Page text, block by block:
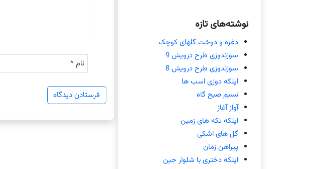
نوشته‌های تازه
ذغره و دوخت گلهای کوچک
سوزندوزی طرح درویش 9
سوزندوزی طرح درویش 8
اپلکه دوزی اسب ها
نسیم صبح گاه
آواز آغاز
اپلکه تکه های زمین
گل های اشکی
پیراهن زمان
اپلکه دختری با شلوار جین